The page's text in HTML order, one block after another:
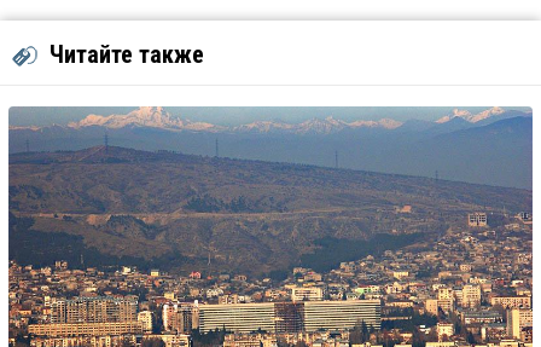
Читайте также